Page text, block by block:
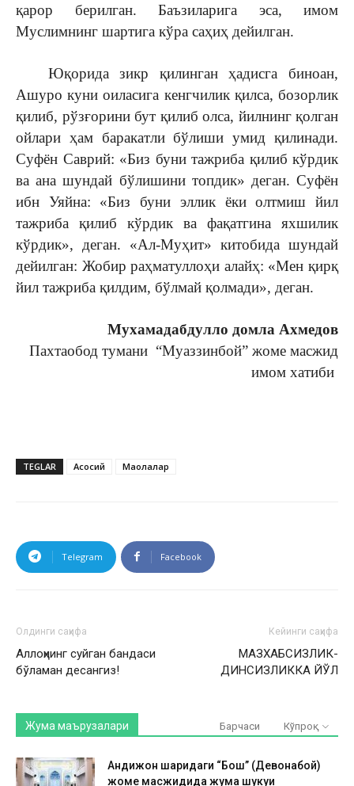
қарор берилган. Баъзиларига эса, имом
Муслимнинг шартига кўра саҳиҳ дейилган.
Юқорида зикр қилинган ҳадисга биноан,
Ашуро куни оиласига кенгчилик қилса, бозорлик
қилиб, рўзғорини бут қилиб олса, йилнинг қолган
ойлари ҳам баракатли бўлиши умид қилинади.
Суфён Саврий: «Биз буни тажриба қилиб кўрдик
ва ана шундай бўлишини топдик» деган. Суфён
ибн Уяйна: «Биз буни эллик ёки олтмиш йил
тажриба қилиб кўрдик ва фақатгина яхшилик
кўрдик», деган. «Ал-Муҳит» китобида шундай
дейилган: Жобир раҳматуллоҳи алайҳ: «Мен қирқ
йил тажриба қилдим, бўлмай қолмади», деган.
Мухамадабдулло домла Ахмедов
Пахтаобод тумани “Муаззинбой” жоме масжид
имом хатиби
TEGLAR Асосий Мақолалар
Telegram Facebook
Олдинги саҳифа
Аллоҳнинг суйган бандаси
бўламан десангиз!
Кейинги саҳифа
МАЗХАБСИЗЛИК-
ДИНСИЗЛИККА ЙЎЛ
Жума маърузалари Барчаси Кўпроқ
Андижон шаҳридаги “Бош” (Девонабой)
жоме масжидида жума шукуҳи